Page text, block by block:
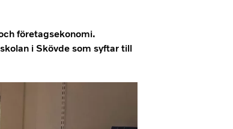
företagsekonomi.
i Skövde som syftar till